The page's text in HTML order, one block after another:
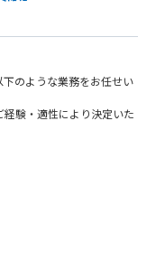
ビリティ経営という大き
いて大きな財産となりま
のような業務をお任せい
験・適性により決定いた
全般
信
画・運営サポート